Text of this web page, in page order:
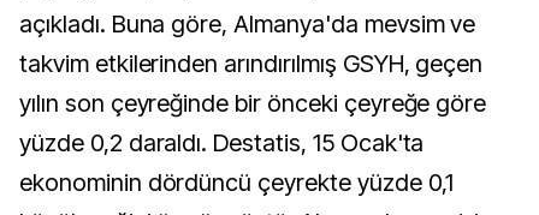
açıkladı. Buna göre, Almanya'da mevsim ve
takvim etkilerinden arındırılmış GSYH, geçen
yılın son çeyreğinde bir önceki çeyreğe göre
yüzde 0,2 daraldı. Destatis, 15 Ocak'ta
ekonominin dördüncü çeyrekte yüzde 0,1